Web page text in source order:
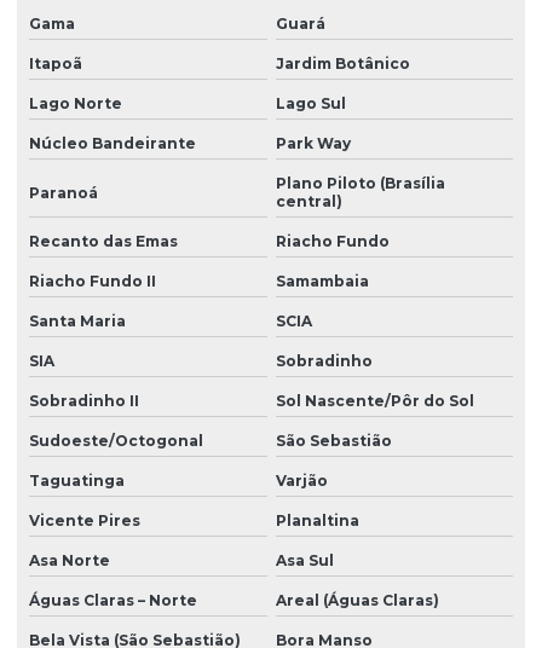
Empresa de reforma de fachada predial
Empresas de engenharia e construção
Empresas de incorporação imobiliária
Estudo de viabilidade financeira de obra
Execução de projeto estrutural
Execução de projeto reforma de fachada e interior
Execução de projeto retrofit fachada e interior
Execução de projetos
Execução de projetos complementares
Execução de projetos complementares em bim
Execução de projetos de engenharia
Gerenciamento e planejamento de obras
Gestão de custos de obra
Gestão de mão de obra
Gama Guará
Itapoã Jardim Botânico
Lago Norte Lago Sul
Núcleo Bandeirante Park Way
Paranoá
Plano Piloto (Brasília
central)
Recanto das Emas Riacho Fundo
Riacho Fundo II Samambaia
Santa Maria SCIA
SIA Sobradinho
Sobradinho II Sol Nascente/Pôr do Sol
Sudoeste/Octogonal São Sebastião
Taguatinga Varjão
Vicente Pires Planaltina
Asa Norte Asa Sul
Águas Claras – Norte Areal (Águas Claras)
Bela Vista (São Sebastião) Bora Manso